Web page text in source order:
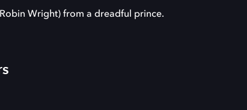
Wright) from a dreadful prince.